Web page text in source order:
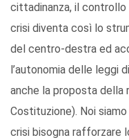
cittadinanza, il
crisi diventa così lo
del centro-destra ed
l’autonomia delle leggi
anche la proposta della
Costituzione). Noi
crisi bisogna rafforzare